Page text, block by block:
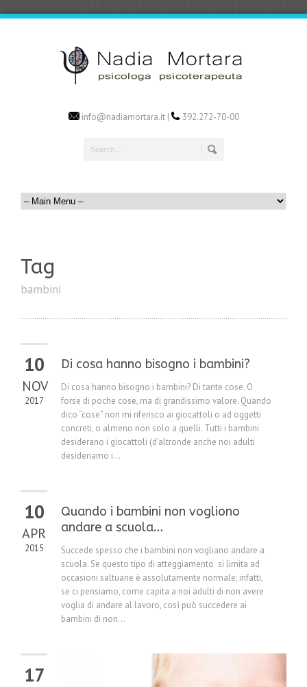
info@nadiamortara.it | 392.272-70-00
Tag
bambini
10
NOV
2017
Di cosa hanno bisogno i bambini?
Di cosa hanno bisogno i bambini? Di tante cose. O
forse di poche cose, ma di grandissimo valore. Quando
dico “cose” non mi riferisco ai giocattoli o ad oggetti
concreti, o almeno non solo a quelli. Tutti i bambini
desiderano i giocattoli (d’altronde anche noi adulti
desideriamo i...
10
APR
2015
Quando i bambini non vogliono
andare a scuola…
Succede spesso che i bambini non vogliano andare a
scuola. Se questo tipo di atteggiamento si limita ad
occasioni saltuarie è assolutamente normale; infatti,
se ci pensiamo, come capita a noi adulti di non avere
voglia di andare al lavoro, così può succedere ai
bambini di non...
17